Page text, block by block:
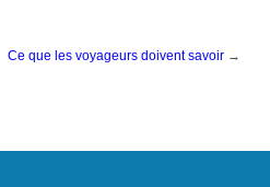
Ce que les voyageurs doivent savoir →